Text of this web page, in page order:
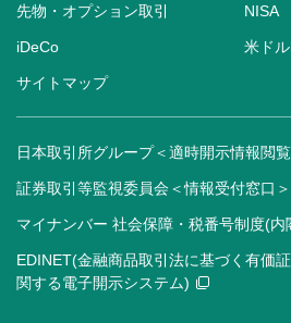
先物・オプション取引 NISA
iDeCo 米ド
サイトマップ
日本取引所グループ＜適時開示情報閲
証券取引等監視委員会＜情報受付窓口＞
マイナンバー 社会保障・税番号制度(内
EDINET(金融商品取引法に基づく有価
関する電子開示システム)